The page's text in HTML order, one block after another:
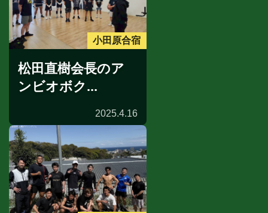
小田原合宿
松田直樹会長のア
ンビオボク...
2025.4.16